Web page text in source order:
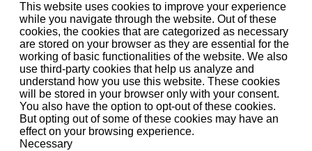
This website uses cookies to improve your experience
while you navigate through the website. Out of these
cookies, the cookies that are categorized as necessary
are stored on your browser as they are essential for the
working of basic functionalities of the website. We also
use third-party cookies that help us analyze and
understand how you use this website. These cookies
will be stored in your browser only with your consent.
You also have the option to opt-out of these cookies.
But opting out of some of these cookies may have an
effect on your browsing experience.
Necessary